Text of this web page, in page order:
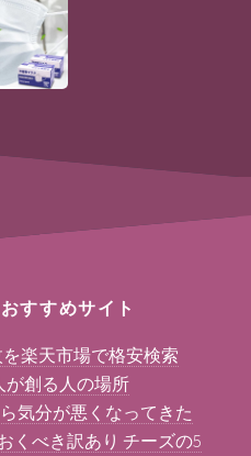
おすすめサイト
楽天市場で格安検索
が創る人の場所
気分が悪くなってきた
くべき訳あり チーズの5